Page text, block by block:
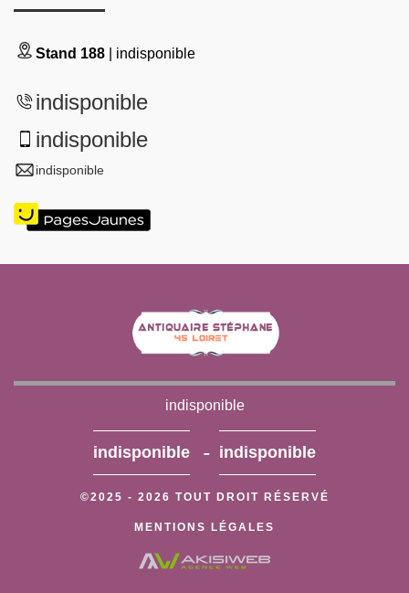
Stand 188 | indisponible
indisponible
indisponible
indisponible
indisponible
indisponible - indisponible
©2025 - 2026 TOUT DROIT RÉSERVÉ
MENTIONS LÉGALES